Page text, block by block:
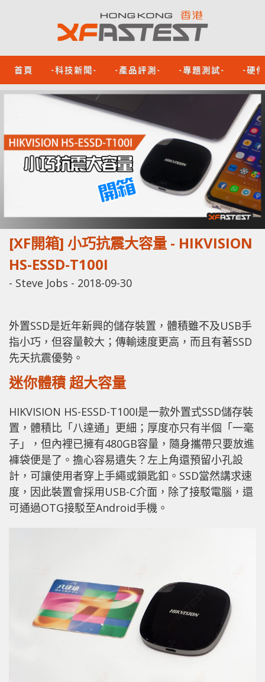
首頁 -科技新聞- -產品評測- -專題測試- -硬
[XF開箱] 小巧抗震大容量 - HIKVISION
HS-ESSD-T100I
- Steve Jobs - 2018-09-30
外置SSD是近年新興的儲存裝置，體積雖不及USB手
指小巧，但容量較大；傳輸速度更高，而且有著SSD
先天抗震優勢。
迷你體積 超大容量
HIKVISION HS-ESSD-T100I是一款外置式SSD儲存裝
置，體積比「八達通」更細；厚度亦只有半個「一毫
子」，但內裡已擁有480GB容量，隨身攜帶只要放進
褲袋便是了。擔心容易遺失？左上角還預留小孔設
計，可讓使用者穿上手繩或鎖匙釦。SSD當然講求速
度，因此裝置會採用USB-C介面，除了接駁電腦，還
可通過OTG接駁至Android手機。